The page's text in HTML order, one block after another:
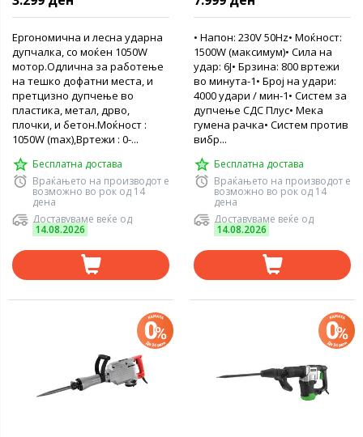
Ергономична и лесна ударна
дупчалка, со моќен 1050W
мотор.Одлична за работење
на тешко дофатни места, и
претцизно дупчење во
пластика, метал, дрво,
плочки, и бетон.Моќност :
1050W (max),Вртежи : 0-...
Бесплатна достава
Враќањето на производот е
возможно во рок од 14
дена
Доставуваме веќе од
14.08.2026
• Напон: 230V 50Hz• Моќност:
1500W (максимум)• Сила на
удар: 6J• Брзина: 800 вртежи
во минута-1• Број на удари:
4000 удари / мин-1• Систем за
дупчење СДС Плус• Мека
гумена рачка• Систем против
вибр...
Бесплатна достава
Враќањето на производот е
возможно во рок од 14
дена
Доставуваме веќе од
14.08.2026